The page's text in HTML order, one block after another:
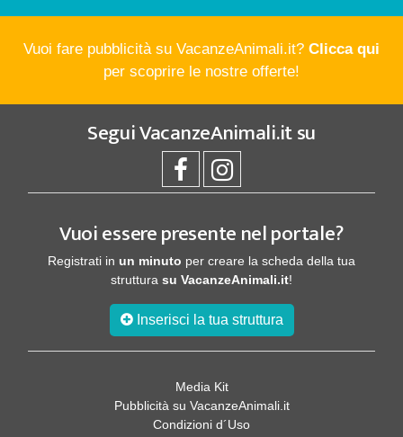
Vuoi fare pubblicità su VacanzeAnimali.it? Clicca qui
per scoprire le nostre offerte!
SeguiVacanzeAnimali.itsu
Vuoi essere presente nel portale?
Registrati in un minuto per creare la scheda della tua
struttura su VacanzeAnimali.it!
Inserisci la tua struttura
Media Kit
Pubblicità su VacanzeAnimali.it
Condizioni d´Uso